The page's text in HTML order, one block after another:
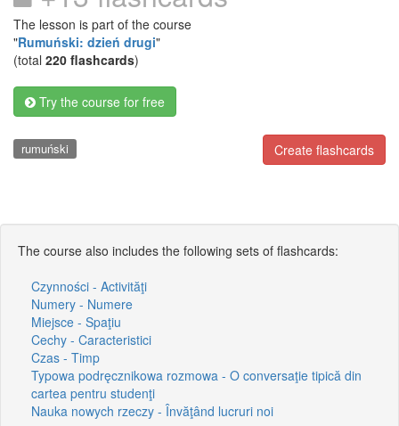
The lesson is part of the course
"Rumuński: dzień drugi"
(total 220 flashcards)
Try the course for free
Create flashcards
rumuński
The course also includes the following sets of flashcards:
Czynności - Activităţi
Numery - Numere
Miejsce - Spaţiu
Cechy - Caracteristici
Czas - Timp
Typowa podręcznikowa rozmowa - O conversaţie tipică din
cartea pentru studenţi
Nauka nowych rzeczy - Învăţând lucruri noi